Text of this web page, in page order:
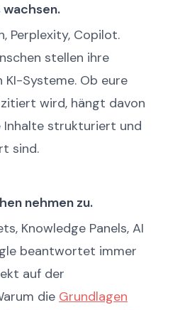
wachsen.
Perplexity, Copilot.
stellen ihre
KI-Systeme. Ob eure
wird, hängt davon
Inhalte strukturiert und
sind.
nehmen zu.
Knowledge Panels, AI
beantwortet immer
auf der
die Grundlagen